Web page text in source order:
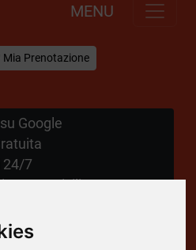
MENU
Mia Prenotazione
Google
24/7
a Domicilio